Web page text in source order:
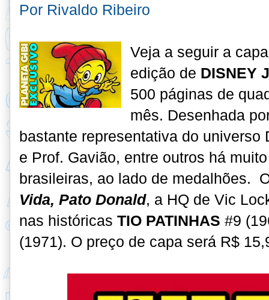
Por Rivaldo Ribeiro
Veja a seguir a
edição de DISNEY
500 páginas de
mês. Desenhada
bastante representativa do universo
e Prof. Gavião, entre outros há
brasileiras, ao lado de medalhões.
Vida, Pato Donald, a HQ de Vic
nas históricas TIO PATINHAS #9
(1971). O preço de capa será R$